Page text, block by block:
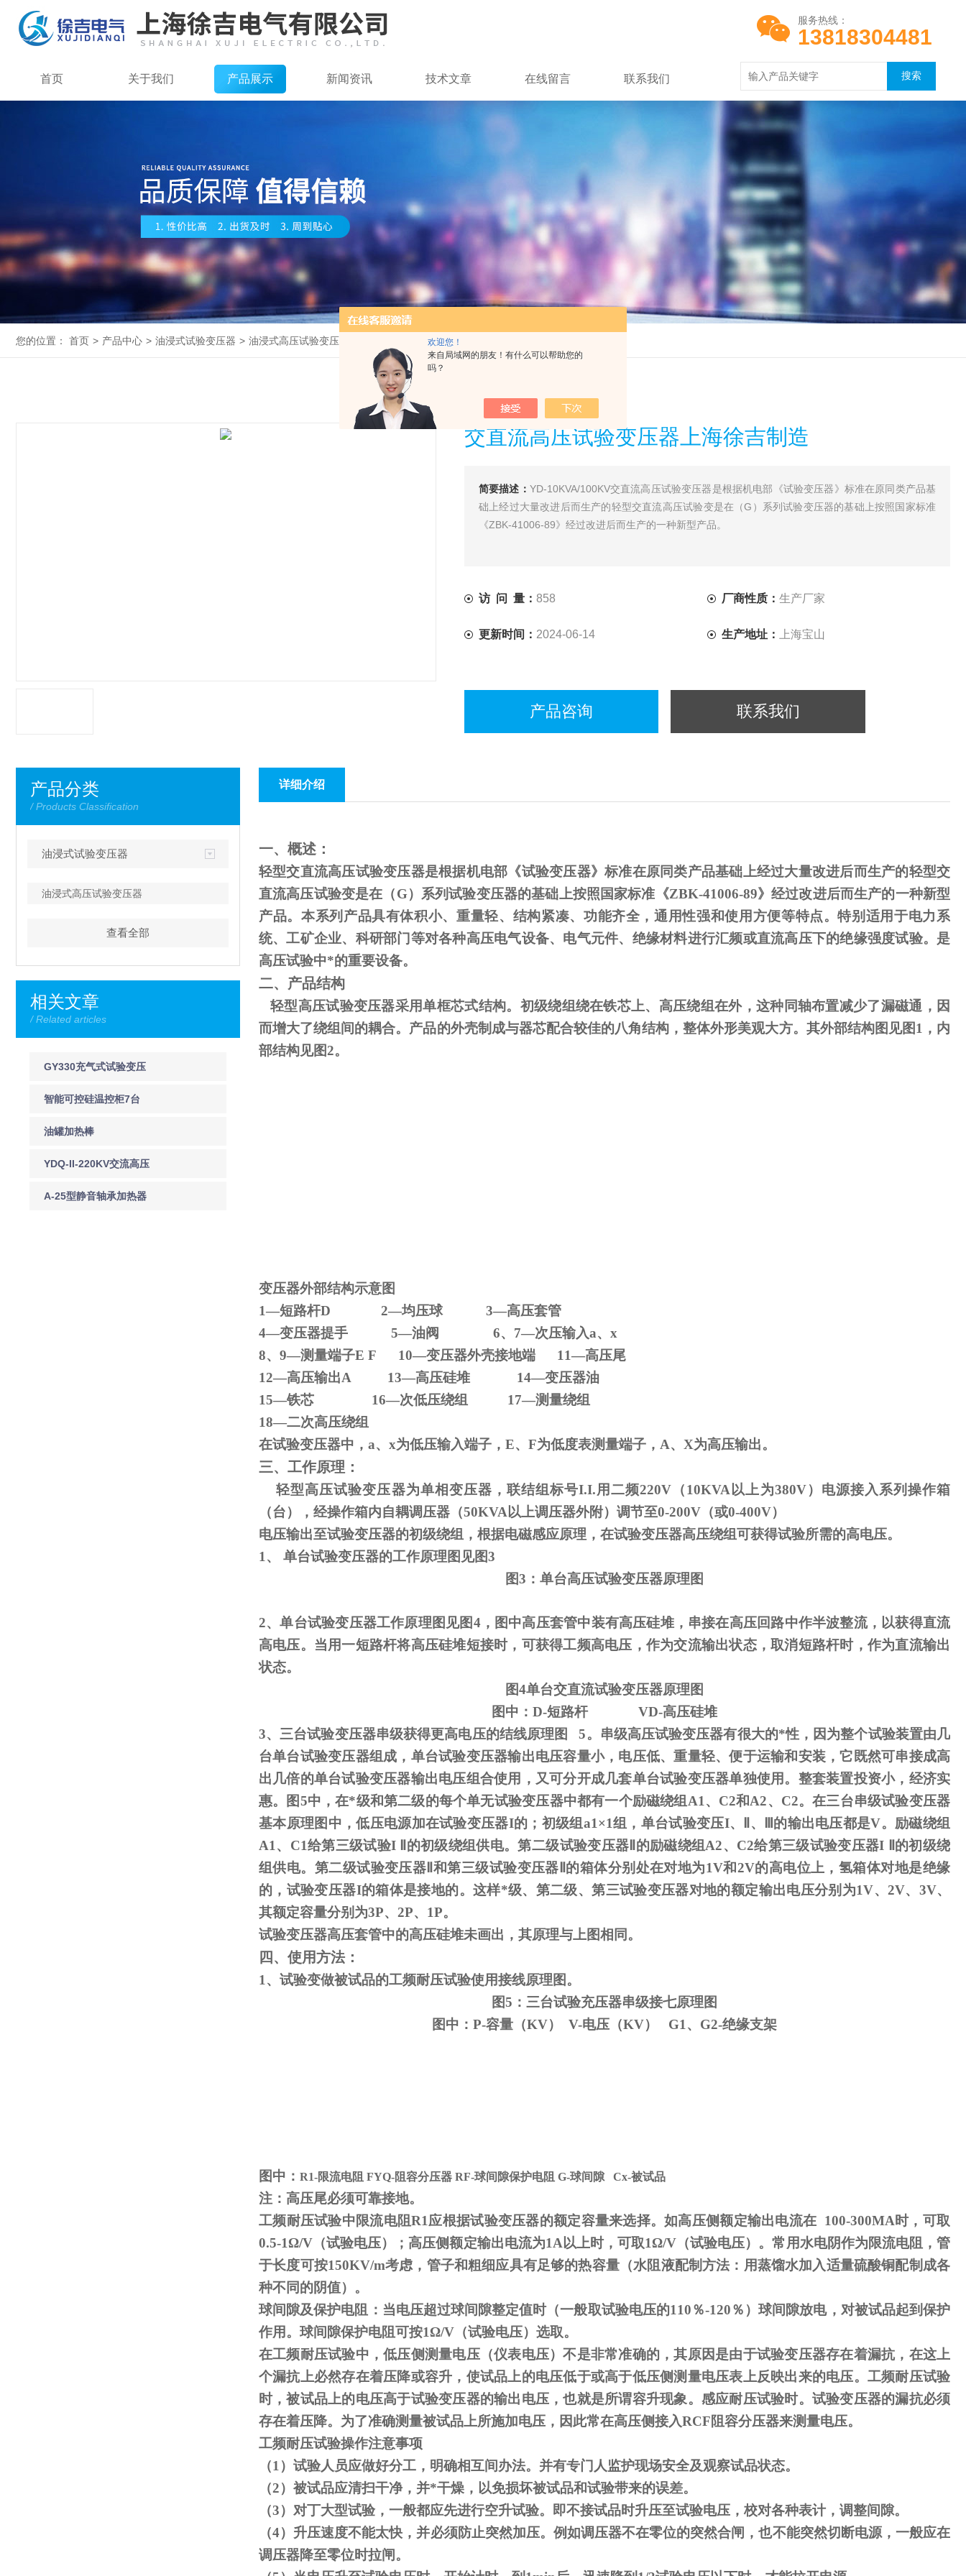
欢迎您！
来自局域网的朋友！有什么可以帮助您的
吗？
服务热线：
13818304481
首页 关于我们 产品展示 新闻资讯 技术文章 在线留言 联系我们
您的位置： 首页 > 产品中心 > 油浸式试验变压器 > 油浸式高压试验变压器 YD-10KVA/100KV交直流高压试验变压器上海徐吉制造
交直流高压试验变压器上海徐吉制造
简要描述： YD-10KVA/100KV交直流高压试验变压器是根据机电部《试验变压器》标准在原同类产品基
础上经过大量改进后而生产的轻型交直流高压试验变是在（G）系列试验变压器的基础上按照国家标准
《ZBK-41006-89》经过改进后而生产的一种新型产品。
访 问 量： 858 厂商性质： 生产厂家
更新时间： 2024-06-14 生产地址： 上海宝山
产品咨询 联系我们
产品分类
/ Products Classification
油浸式试验变压器
油浸式高压试验变压器
查看全部
相关文章
/ Related articles
GY330充气式试验变压
器
智能可控硅温控柜7台
120kw
油罐加热棒
YDQ-II-220KV交流高压
声光验电器
A-25型静音轴承加热器
详细介绍
一、概述：
轻型交直流高压试验变压器是根据机电部《试验变压器》标准在原同类产品基础上经过大量改进后而生产的轻型交
直流高压试验变是在（G）系列试验变压器的基础上按照国家标准《ZBK-41006-89》经过改进后而生产的一种新型
产品。本系列产品具有体积小、重量轻、结构紧凑、功能齐全，通用性强和使用方便等特点。特别适用于电力系
统、工矿企业、科研部门等对各种高压电气设备、电气元件、绝缘材料进行汇频或直流高压下的绝缘强度试验。是
高压试验中*的重要设备。
二、产品结构
轻型高压试验变压器采用单框芯式结构。初级绕组绕在铁芯上、高压绕组在外，这种同轴布置减少了漏磁通，因
而增大了绕组间的耦合。产品的外壳制成与器芯配合较佳的八角结构，整体外形美观大方。其外部结构图见图1 ，内
部结构见图2。
变压器外部结构示意图
1—短路杆D 2—均压球 3—高压套管
4—变压器提手 5—油阀 6、 7—次压输入a、 x
8、 9—测量端子E F 10—变压器外壳接地端 11—高压尾
12—高压输出A 13—高压硅堆 14—变压器油
15—铁芯 16—次低压绕组 17—测量绕组
18—二次高压绕组
在试验变压器中， a、 x为低压输入端子， E、 F为低度表测量端子， A、 X为高压输出。
三、工作原理：
轻型高压试验变压器为单相变压器，联结组标号I.I.用二频220V （10KVA 以上为380V）电源接入系列操作箱
（台），经操作箱内自耦调压器（50KVA 以上调压器外附）调节至0-200V （或0-400V）
电压输出至试验变压器的初级绕组，根据电磁感应原理，在试验变压器高压绕组可获得试验所需的高电压。
1、 单台试验变压器的工作原理图见图3
图3 ：单台高压试验变压器原理图
2、单台试验变压器工作原理图见图4 ，图中高压套管中装有高压硅堆，串接在高压回路中作半波整流，以获得直流
高电压。当用一短路杆将高压硅堆短接时，可获得工频高电压，作为交流输出状态，取消短路杆时，作为直流输出
状态。
图4单台交直流试验变压器原理图
图中： D-短路杆 VD-高压硅堆
3、三台试验变压器串级获得更高电压的结线原理图5。串级高压试验变压器有很大的*性，因为整个试验装置由几
台单台试验变压器组成，单台试验变压器输出电压容量小，电压低、重量轻、便于运输和安装，它既然可串接成高
出几倍的单台试验变压器输出电压组合使用，又可分开成几套单台试验变压器单独使用。整套装置投资小，经济实
惠。图5中，在*级和第二级的每个单无试验变压器中都有一个励磁绕组 A1 、 C2和A2、 C2。在三台串级试验变压器
基本原理图中，低压电源加在试验变压器I的；初级组 a1×1组，单台试验变压I、 、 的输出电压都是V。励磁绕组
A1 、 C1给第三级试验I
Ⅱ的初级绕组供电。第二级试验变压器Ⅱ的励磁绕组A2、C2给第三级试验变压器I Ⅱ的初级绕
组供电。第二级试验变压器Ⅱ和第三级试验变压器Ⅱ的箱体分别处在对地为1V和2V的高电位上，氢箱体对地是绝缘
的，试验变压器I的箱体是接地的。这样*级、第二级、第三试验变压器对地的额定输出电压分别为1V、2V、3V、
其额定容量分别为3P、2P、1P。
试验变压器高压套管中的高压硅堆未画出，其原理与上图相同。
四、使用方法：
1、试验变做被试品的工频耐压试验使用接线原理图。
图5：三台试验充压器串级接七原理图
图中：P-容量（KV） V-电压（KV） G1、G2-绝缘支架
图中： R1-限流电阻 FYQ-阻容分压器 RF-球间隙保护电阻 G-球间隙 Cx-被试品
注：高压尾必须可靠接地。
工频耐压试验中限流电阻R1应根据试验变压器的额定容量来选择。如高压侧额定输出电流在 100-300MA时，可取
0.5-1Ω/V（试验电压）；高压侧额定输出电流为1A 以上时，可取1Ω/V（试验电压）。常用水电阴作为限流电阻，管
于长度可按150KV/m考虑，管子和粗细应具有足够的热容量（水阻液配制方法：用蒸馏水加入适量硫酸铜配制成各
种不同的阴值）。
球间隙及保护电阻：当电压超过球间隙整定值时（一般取试验电压的110％-120％）球间隙放电，对被试品起到保护
作用。球间隙保护电阻可按1Ω/V（试验电压）选取。
在工频耐压试验中，低压侧测量电压（仪表电压）不是非常准确的，其原因是由于试验变压器存在着漏抗，在这上
个漏抗上必然存在着压降或容升，使试品上的电压低于或高于低压侧测量电压表上反映出来的电压。工频耐压试验
时，被试品上的电压高于试验变压器的输出电压，也就是所谓容升现象。感应耐压试验时。试验变压器的漏抗必须
存在着压降。为了准确测量被试品上所施加电压，因此常在高压侧接入RCF阻容分压器来测量电压。
工频耐压试验操作注意事项
（1 ）试验人员应做好分工，明确相互间办法。并有专门人监护现场安全及观察试品状态。
（2）被试品应清扫干净，并*干燥，以免损坏被试品和试验带来的误差。
（3）对丁大型试验，一般都应先进行空升试验。即不接试品时升压至试验电压，校对各种表计，调整间隙。
（4）升压速度不能太快，并必须防止突然加压。例如调压器不在零位的突然合闸，也不能突然切断电源，一般应在
调压器降至零位时拉闸。